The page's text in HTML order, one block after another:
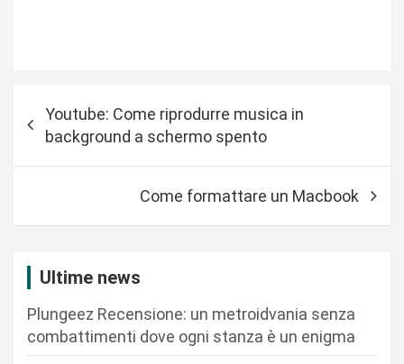
Youtube: Come riprodurre musica in
background a schermo spento
Come formattare un Macbook
Ultime news
Plungeez Recensione: un metroidvania senza
combattimenti dove ogni stanza è un enigma